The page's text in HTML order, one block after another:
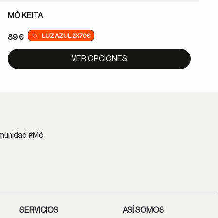
MÓ KEITA
89 € LUZ AZUL 2X79€
VER OPCIONES
#Mó
SERVICIOS ASÍ SOMOS